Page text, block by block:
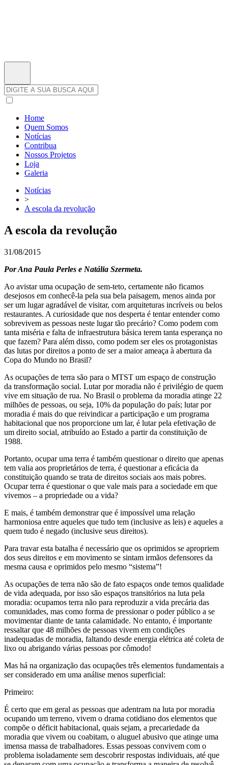
Home
Quem Somos
Notícias
Contribua
Nossos Projetos
Loja
Galeria
Notícias
>
A escola da revolução
A escola da revolução
31/08/2015
Por Ana Paula Perles e Natália Szermeta.
Ao avistar uma ocupação de sem-teto, certamente não ficamos
desejosos em conhecê-la pela sua bela paisagem, menos ainda por
ser um lugar agradável de visitar, com arquiteturas incríveis ou belos
restaurantes. A curiosidade que nos desperta é tentar entender como
sobrevivem as pessoas neste lugar tão precário? Como podem com
tanta miséria e falta de infraestrutura básica terem tanta esperança no
que fazem? Para além disso, como podem ser eles os protagonistas
das lutas por direitos a ponto de ser a maior ameaça à abertura da
Copa do Mundo no Brasil?
As ocupações de terra são para o MTST um espaço de construção
da transformação social. Lutar por moradia não é privilégio de quem
vive em situação de rua. No Brasil o problema da moradia atinge 22
milhões de pessoas, ou seja, 10% da população do país; lutar por
moradia é mais do que reivindicar a participação e um programa
habitacional que nos proporcione um lar, é lutar pela efetivação de
um direito social, atribuído ao Estado a partir da constituição de
1988.
Portanto, ocupar uma terra é também questionar o direito que apenas
tem valia aos proprietários de terra, é questionar a eficácia da
constituição quando se trata de direitos sociais aos mais pobres.
Ocupar terra é questionar o que vale mais para a sociedade em que
vivemos – a propriedade ou a vida?
E mais, é também demonstrar que é impossível uma relação
harmoniosa entre aqueles que tudo tem (inclusive as leis) e aqueles a
quem tudo é negado (inclusive seus direitos).
Para travar esta batalha é necessário que os oprimidos se apropriem
dos seus direitos e em movimento se sintam irmãos defensores da
mesma causa e oprimidos pelo mesmo “sistema”!
As ocupações de terra não são de fato espaços onde temos qualidade
de vida adequada, por isso são espaços transitórios na luta pela
moradia: ocupamos terra não para reproduzir a vida precária das
comunidades, mas como forma de pressionar o poder público a se
movimentar diante de tanta calamidade. No entanto, é importante
ressaltar que 48 milhões de pessoas vivem em condições
inadequadas de moradia, faltando desde energia elétrica até coleta de
lixo ou abrigando várias pessoas por cômodo!
Mas há na organização das ocupações três elementos fundamentais a
ser considerado em uma análise menos superficial:
Primeiro:
É certo que em geral as pessoas que adentram na luta por moradia
ocupando um terreno, vivem o drama cotidiano dos elementos que
compõe o déficit habitacional, quais sejam, a precariedade da
moradia que vivem ou coabitam, o aluguel abusivo que atinge uma
imensa massa de trabalhadores. Essas pessoas convivem com o
problema isoladamente sem descobrir respostas individuais, até que